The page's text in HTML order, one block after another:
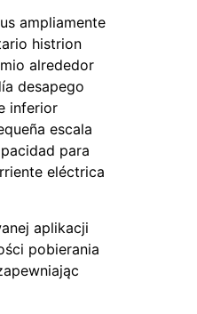
ampliamente
histrion
alrededor
desapego
inferior
escala
para
eléctrica
aplikacji
pobierania